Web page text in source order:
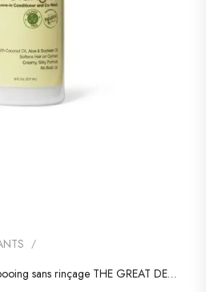
/
TALIAH WAAJID Après-Shampooing sans rinçage THE GREAT DETANGLER